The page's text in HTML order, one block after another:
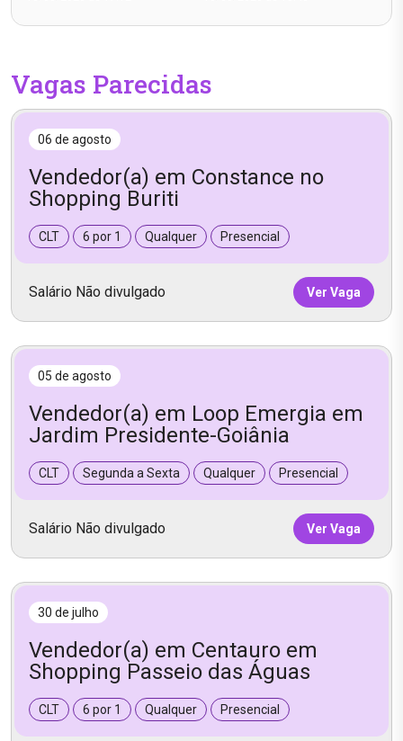
Vagas Parecidas
06 de agosto
Vendedor(a) em Constance no
Shopping Buriti
CLT 6 por 1 Qualquer Presencial
Salário Não divulgado Ver Vaga
05 de agosto
Vendedor(a) em Loop Emergia em
Jardim Presidente-Goiânia
CLT Segunda a Sexta Qualquer Presencial
Salário Não divulgado Ver Vaga
30 de julho
Vendedor(a) em Centauro em
Shopping Passeio das Águas
CLT 6 por 1 Qualquer Presencial